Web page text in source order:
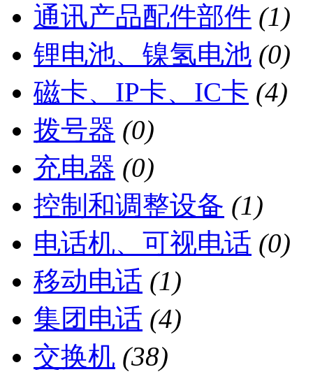
通讯产品配件部件 (1)
锂电池、镍氢电池 (0)
磁卡、IP卡、IC卡 (4)
拨号器 (0)
充电器 (0)
控制和调整设备 (1)
电话机、可视电话 (0)
移动电话 (1)
集团电话 (4)
交换机 (38)